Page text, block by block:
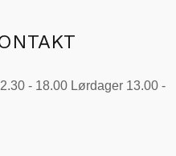
- 18.00 Lørdager 13.00 -